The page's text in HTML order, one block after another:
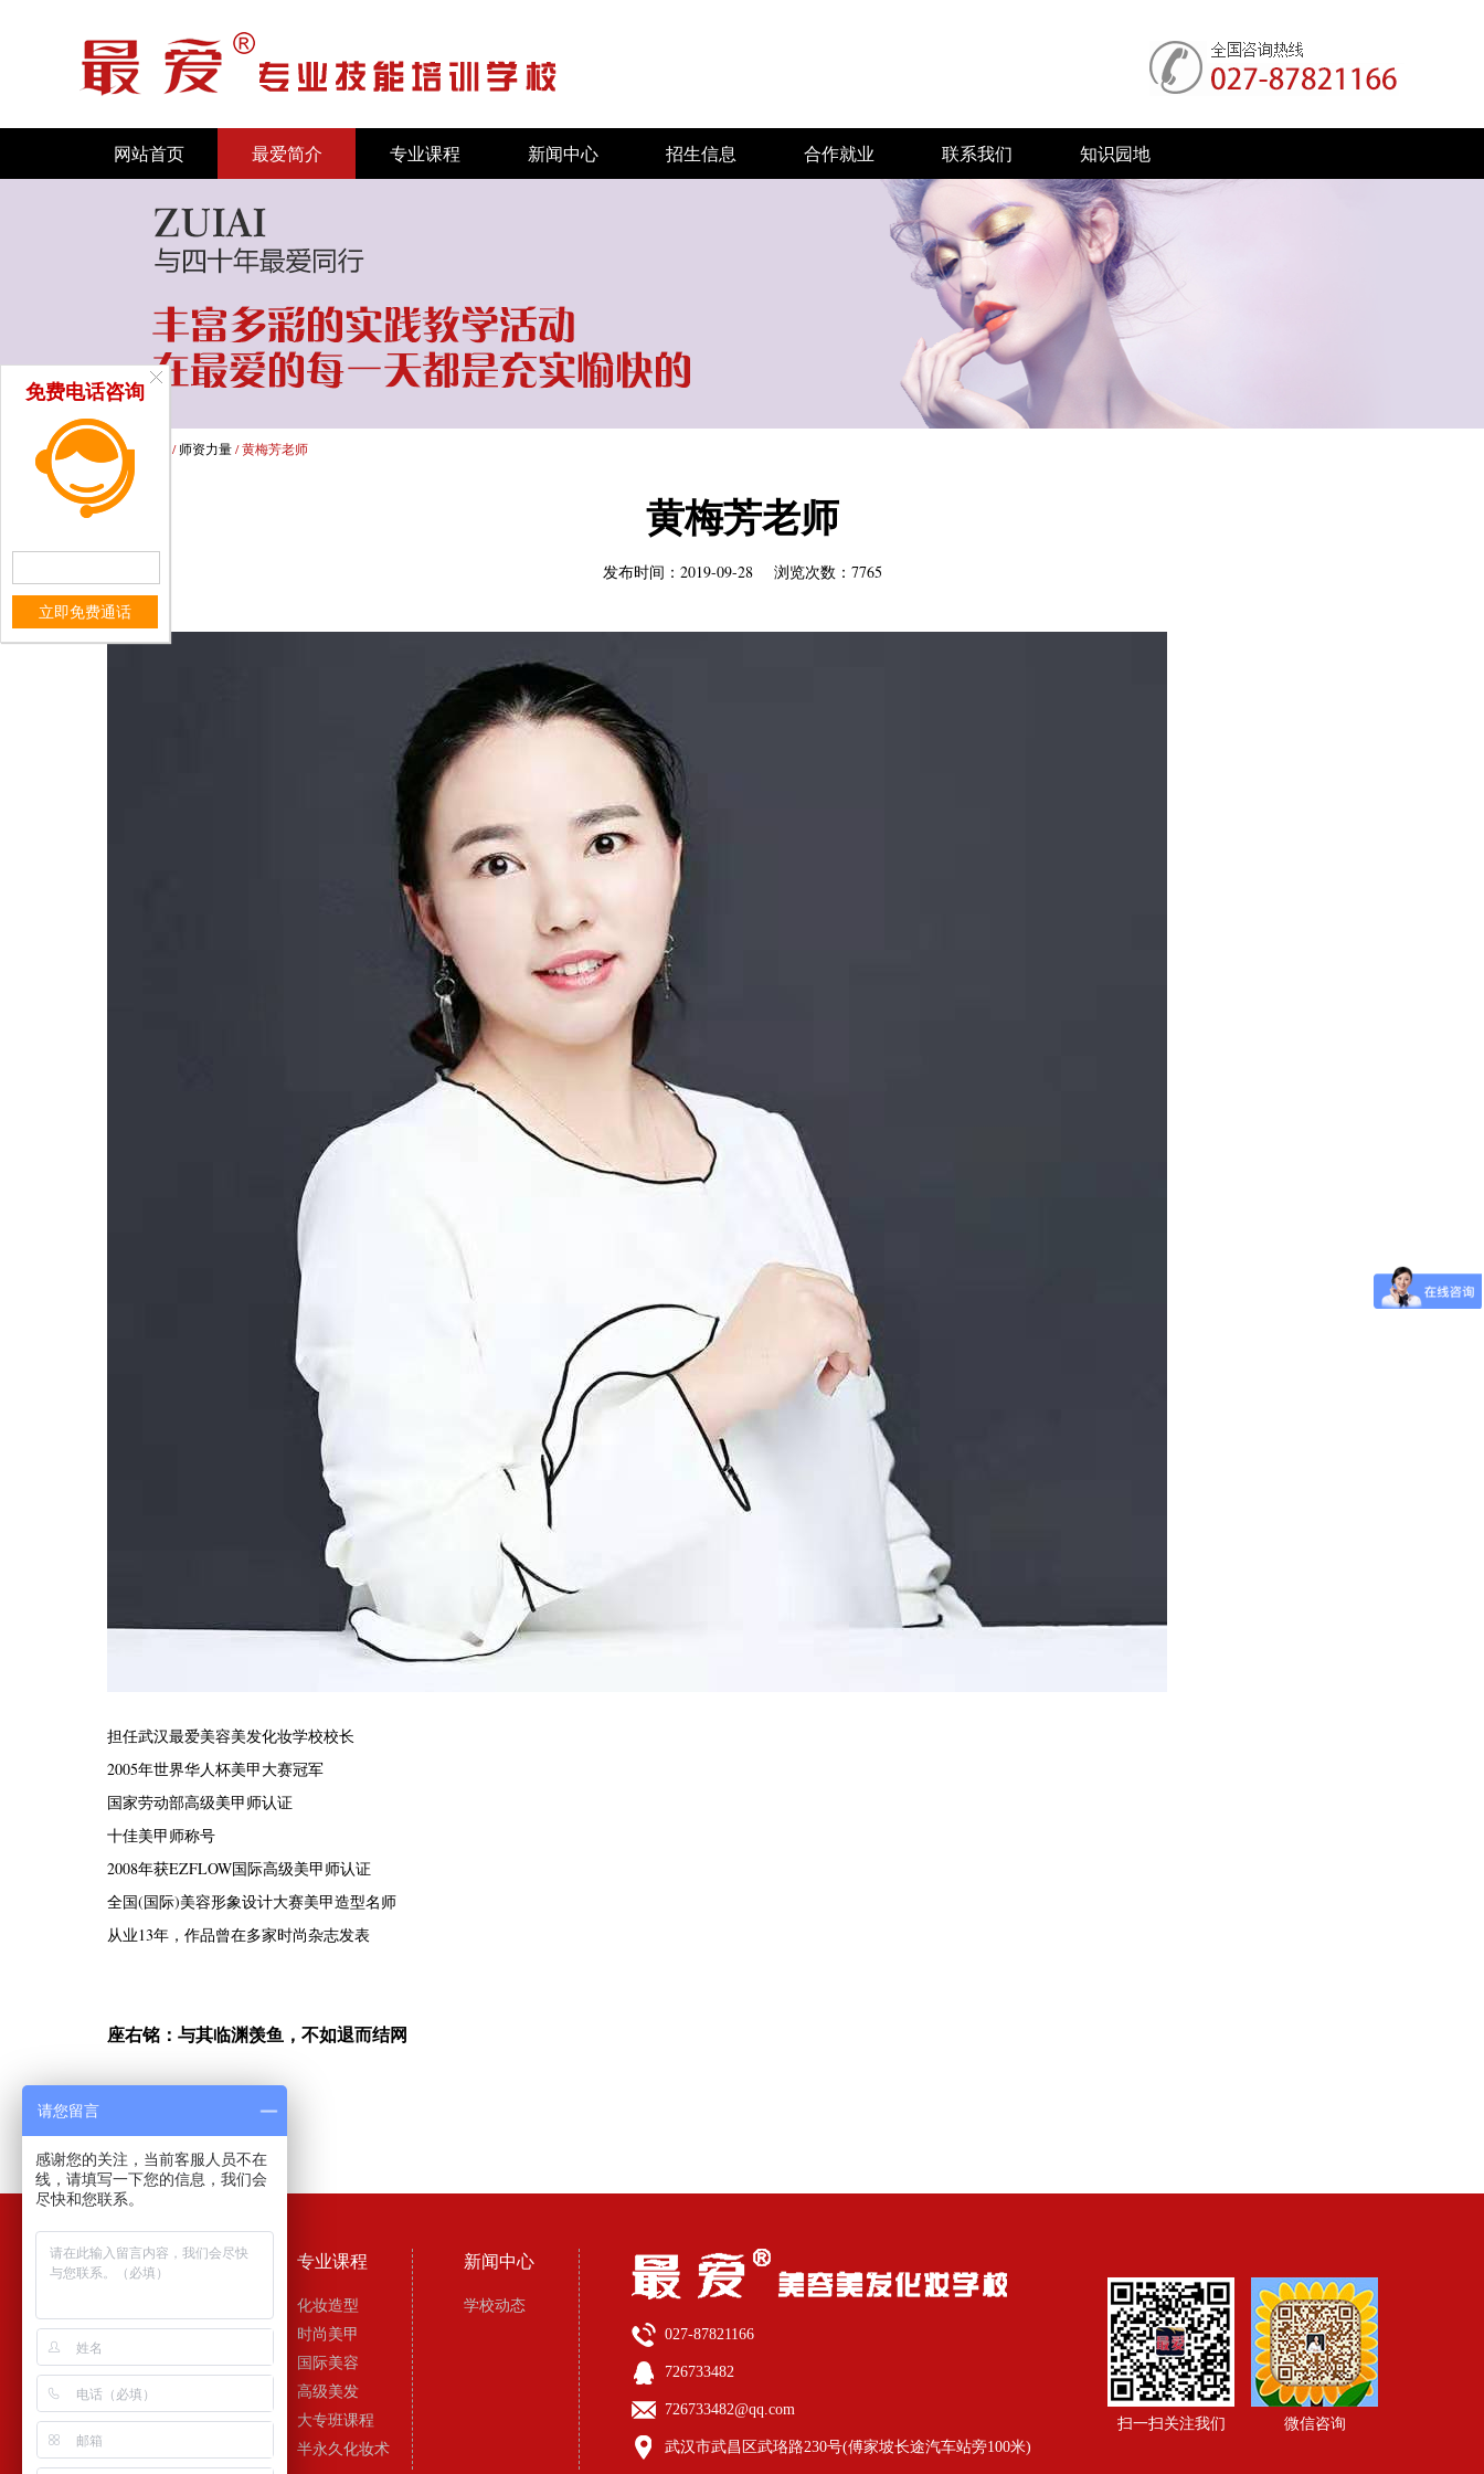
网站首页 最爱简介 专业课程 新闻中心 招生信息 合作就业 联系我们 知识园地
/新闻中心 /师资力量/ 黄梅芳老师
黄梅芳老师
发布时间：2019-09-28 浏览次数：7765
担任武汉最爱美容美发化妆学校校长
2005年世界华人杯美甲大赛冠军
国家劳动部高级美甲师认证
十佳美甲师称号
2008年获EZFLOW国际高级美甲师认证
全国(国际)美容形象设计大赛美甲造型名师
从业13年，作品曾在多家时尚杂志发表
座右铭：与其临渊羡鱼，不如退而结网
上一篇：
下一篇：胡红芳老师
最爱简介
校长致辞
荣誉资质
师资力量
学校场景
专业课程
化妆造型
时尚美甲
国际美容
高级美发
大专班课程
半永久化妆术
新闻中心
学校动态
027-87821166
726733482
726733482@qq.com
武汉市武昌区武珞路230号(傅家坡长途汽车站旁100米)
扫一扫关注我们 微信咨询
免费电话咨询
立即免费通话
请您留言
感谢您的关注，当前客服人员不在
线，请填写一下您的信息，我们会
尽快和您联系。